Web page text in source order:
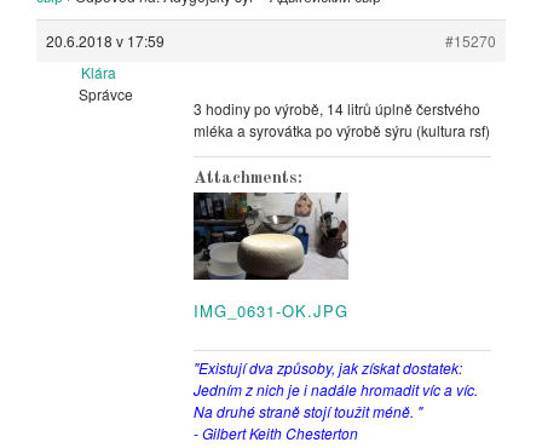
20.6.2018 v 17:59
#15270
Klára
Správce
3 hodiny po výrobě, 14 litrů úplně čerstvého
mléka a syrovátka po výrobě sýru (kultura rsf)
Attachments:
IMG_0631-OK.JPG
"Existují dva způsoby, jak získat dostatek:
Jedním z nich je i nadále hromadit víc a víc.
Na druhé straně stojí toužit méně. "
- Gilbert Keith Chesterton